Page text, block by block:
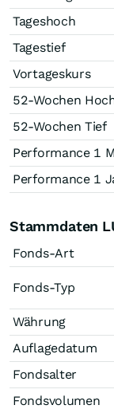
Tageshoch
Tagestief
Vortageskurs
52-Wochen
52-Wochen Tief
Performance 1
Performance 1
Stammdaten
Fonds-Art
Fonds-Typ
Währung
Auflagedatum
Fondsalter
Fondsvolumen